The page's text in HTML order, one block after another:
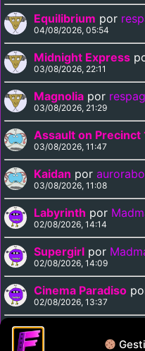
Equilibrium por
04/08/2026, 05:54
Midnight Express
03/08/2026, 22:11
Magnolia por respag
03/08/2026, 21:29
Assault on Precinct
03/08/2026, 11:47
Kaidan por
03/08/2026, 11:08
Labyrinth por
02/08/2026, 14:14
Supergirl por
02/08/2026, 14:09
Cinema Paradiso
02/08/2026, 13:37
Solarbabies
02/08/2026, 07:40